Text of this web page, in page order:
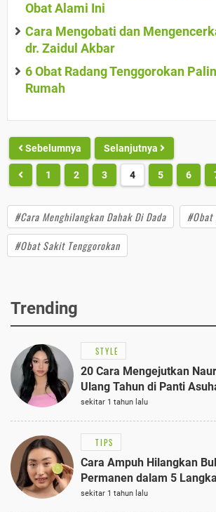
Obat Alami Ini
Cara Mengobati dan
dr. Zaidul Akbar
6 Obat Radang Tenggorokan
Rumah
Sebelumnya Selanjutnya
1 2 3 4 5 6
#Cara Menghilangkan Dahak Di Dada
#Obat
#Obat Sakit Tenggorokan
Trending
STYLE
20 Cara Mengejutkan
Ulang Tahun di Panti
Anggun dengan Kaftan
sekitar 1 tahun lalu
TIPS
Cara Ampuh Hilangkan
Permanen dalam 5
sekitar 1 tahun lalu